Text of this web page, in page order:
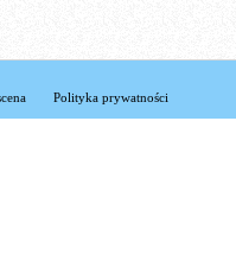
Polityka prywatności